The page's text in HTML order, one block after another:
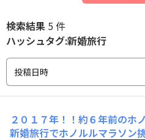
検索結果 5 件
ハッシュタグ:新婚旅行
投稿日時
２０１７年！！約６年前のホ
新婚旅行でホノルルマラソン